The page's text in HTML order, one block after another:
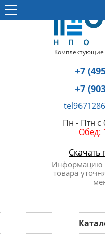
Комплектующие
+7
+7
Пн - Птн с
Обед:
Скачать
Информацию
товара